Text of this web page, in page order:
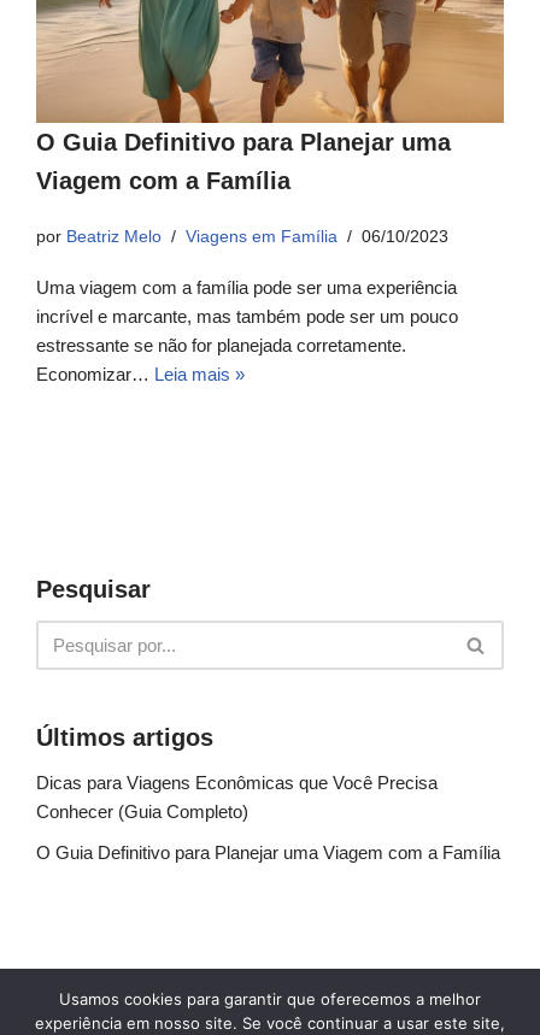
O Guia Definitivo para Planejar uma
Viagem com a Família
por Beatriz Melo Viagens em Família 06/10/2023
Uma viagem com a família pode ser uma experiência
incrível e marcante, mas também pode ser um pouco
estressante se não for planejada corretamente.
Economizar… Leia mais »
Pesquisar
Últimos artigos
Dicas para Viagens Econômicas que Você Precisa
Conhecer (Guia Completo)
O Guia Definitivo para Planejar uma Viagem com a Família
Sobre Nós Fale conosco
Política de Privacidade
Termos de uso
Glossário Blog
Usamos cookies para garantir que oferecemos a melhor
experiência em nosso site. Se você continuar a usar este site,